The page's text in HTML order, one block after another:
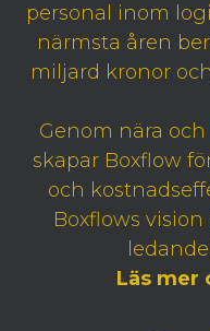
personal inom
närmsta åren
miljard kronor
Genom nära
skapar Boxflow
och
Boxflows
Läs mer